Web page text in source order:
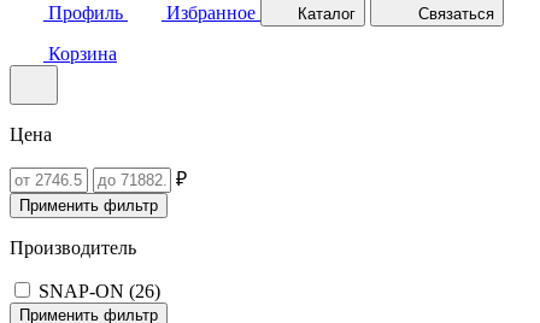
Профиль Избранное Каталог Связаться
Корзина
Цена
₽
Применить фильтр
Производитель
SNAP-ON (26)
Применить фильтр